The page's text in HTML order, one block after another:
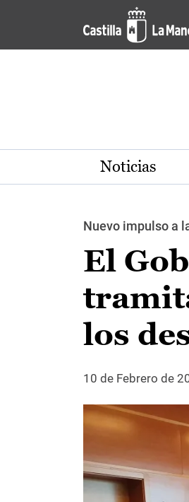
Pasar al contenido principal
Noticias
Nuevo impulso a
El
los
10 de Febrero de